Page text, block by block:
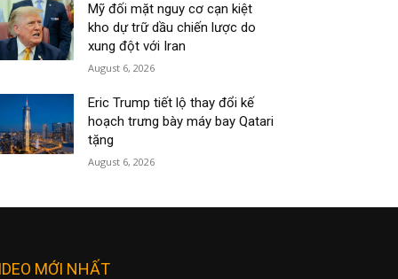
Mỹ đối mặt nguy cơ cạn kiệt
kho dự trữ dầu chiến lược do
xung đột với Iran
August 6, 2026
Eric Trump tiết lộ thay đổi kế
hoạch trưng bày máy bay Qatari
tặng
August 6, 2026
MỚI NHẤT